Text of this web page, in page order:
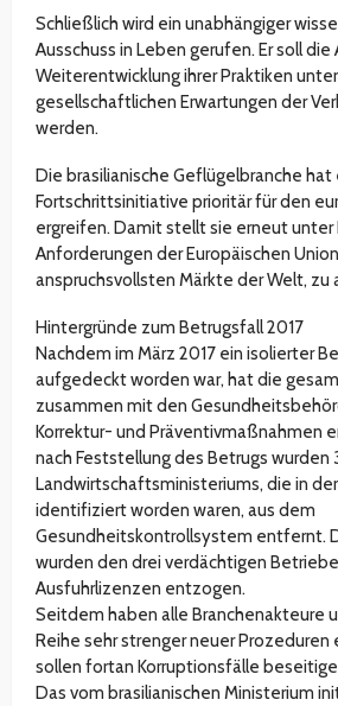
Schließlich wird ein unabhängiger
Ausschuss in Leben gerufen. Er soll
Weiterentwicklung ihrer Praktiken
gesellschaftlichen Erwartungen der
werden.
Die brasilianische Geflügelbranche
Fortschrittsinitiative prioritär für den
ergreifen. Damit stellt sie erneut unter
Anforderungen der Europäischen
anspruchsvollsten Märkte der Welt, zu
Hintergründe zum Betrugsfall 2017
Nachdem im März 2017 ein isolierter
aufgedeckt worden war, hat die
zusammen mit den
Korrektur- und Präventivmaßnahmen
nach Feststellung des Betrugs wurden
Landwirtschaftsministeriums, die in
identifiziert worden waren, aus dem
Gesundheitskontrollsystem entfernt.
wurden den drei verdächtigen
Ausfuhrlizenzen entzogen.
Seitdem haben alle Branchenakteure
Reihe sehr strenger neuer Prozeduren
sollen fortan Korruptionsfälle
Das vom brasilianischen Ministerium